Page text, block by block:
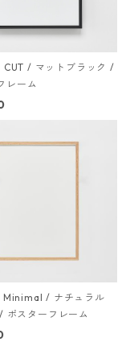
CUT / マットブラック /
レーム
Minimal / ナチュラル
/ ポスターフレーム